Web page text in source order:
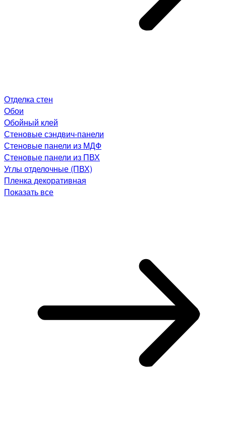
Отделка стен
Обои
Обойный клей
Стеновые сэндвич-панели
Стеновые панели из МДФ
Стеновые панели из ПВХ
Углы отделочные (ПВХ)
Пленка декоративная
Показать все